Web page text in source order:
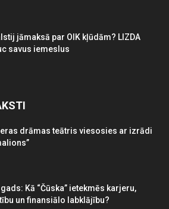
jāmaksā par OIK kļūdām? LIZDA
savus iemeslus
drāmas teātris viesosies ar izrādi
Kā “Čūska” ietekmēs karjeru,
un finansiālo labklājību?